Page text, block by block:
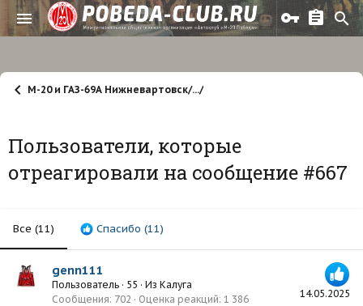
М-20 и ГАЗ-69А Нижневартовск/.../
Пользователи, которые
отреагировали на сообщение #667
Все (11) Спасибо (11)
14.05.2025
genn111
Пользователь · 55 · Из Калуга
Сообщения 702 Оценка реакций 1 386